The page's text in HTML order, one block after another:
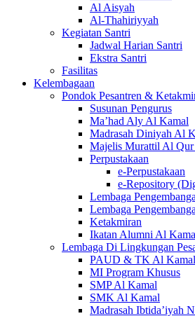
Al Aisyah
Al-Thahiriyyah
Kegiatan Santri
Jadwal Harian Santri
Ekstra Santri
Fasilitas
Kelembagaan
Pondok Pesantren &
Susunan Pengurus
Ma’had Aly Al Kamal
Madrasah Diniyah Al
Majelis Murattil Al
Perpustakaan
e-Perpustakaan
e-Repository
Lembaga
Lembaga
Ketakmiran
Ikatan Alumni Al
Lembaga Di Lingkungan
PAUD & TK Al Kamal
MI Program Khusus
SMP Al Kamal
SMK Al Kamal
Madrasah Ibtida’iyah